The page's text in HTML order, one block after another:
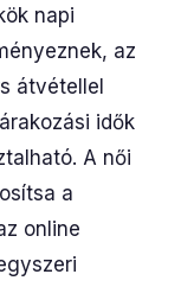
napi
az
átvétellel
idők
A női
a
online